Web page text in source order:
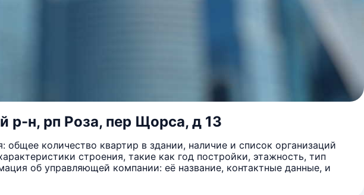
р-н, рп Роза, пер Щорса, д 13
количество квартир в здании, наличие и список организаций
строения, такие как год постройки, этажность, тип
об управляющей компании: её название, контактные данные, и